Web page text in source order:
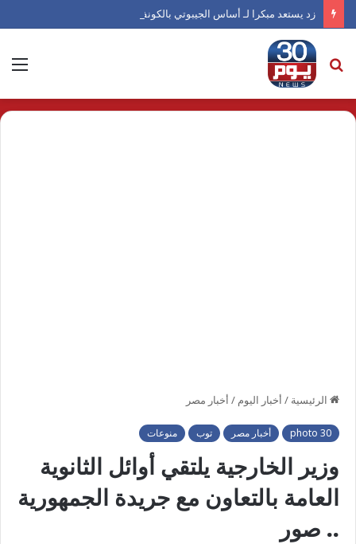
زد يستعد مبكرا لـ أساس الجيبوتي بالكونفدرالية
بحث
عن
الرئيسية / أخبار اليوم / أخبار مصر
photo 30 أخبار مصر توب منوعات
وزير الخارجية يلتقي أوائل الثانوية
العامة بالتعاون مع جريدة الجمهورية
.. صور